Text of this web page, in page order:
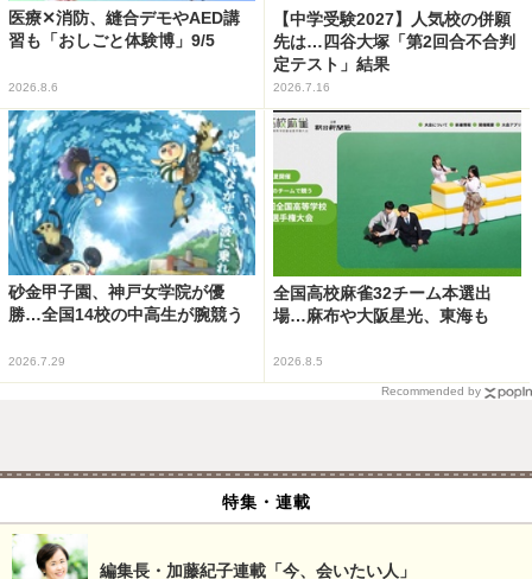
医療✕消防、縫合デモやAED講
習も「おしごと体験博」9/5
2026.8.6
【中学受験2027】人気校の併願
先は…四谷大塚「第2回合不合判
定テスト」結果
2026.7.16
砂金甲子園、神戸女学院が優
勝…全国14校の中高生が腕競う
2026.7.29
全国高校麻雀32チーム本選出
場…麻布や大阪星光、東海も
2026.8.5
Recommended by
特集・連載
編集長・加藤紀子連載「今、会いたい人」